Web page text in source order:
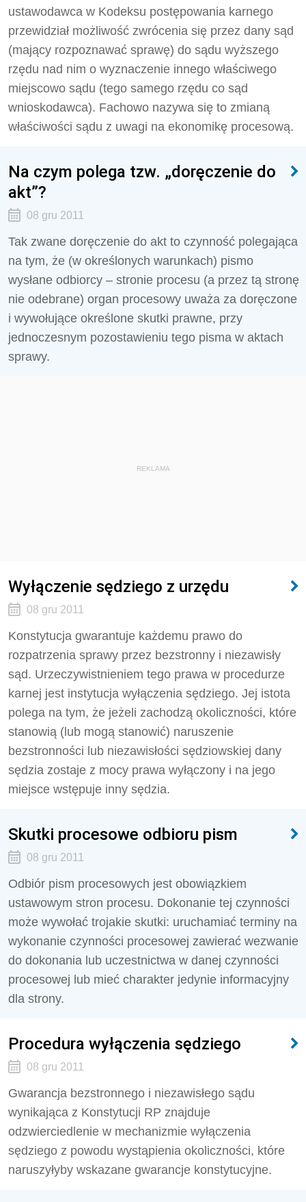
ustawodawca w Kodeksu postępowania karnego
przewidział możliwość zwrócenia się przez dany sąd
(mający rozpoznawać sprawę) do sądu wyższego
rzędu nad nim o wyznaczenie innego właściwego
miejscowo sądu (tego samego rzędu co sąd
wnioskodawca). Fachowo nazywa się to zmianą
właściwości sądu z uwagi na ekonomikę procesową.
Na czym polega tzw. „doręczenie do
akt”?
08 gru 2011
Tak zwane doręczenie do akt to czynność polegająca
na tym, że (w określonych warunkach) pismo
wysłane odbiorcy – stronie procesu (a przez tą stronę
nie odebrane) organ procesowy uważa za doręczone
i wywołujące określone skutki prawne, przy
jednoczesnym pozostawieniu tego pisma w aktach
sprawy.
REKLAMA
Wyłączenie sędziego z urzędu
08 gru 2011
Konstytucja gwarantuje każdemu prawo do
rozpatrzenia sprawy przez bezstronny i niezawisły
sąd. Urzeczywistnieniem tego prawa w procedurze
karnej jest instytucja wyłączenia sędziego. Jej istota
polega na tym, że jeżeli zachodzą okoliczności, które
stanowią (lub mogą stanowić) naruszenie
bezstronności lub niezawisłości sędziowskiej dany
sędzia zostaje z mocy prawa wyłączony i na jego
miejsce wstępuje inny sędzia.
Skutki procesowe odbioru pism
08 gru 2011
Odbiór pism procesowych jest obowiązkiem
ustawowym stron procesu. Dokonanie tej czynności
może wywołać trojakie skutki: uruchamiać terminy na
wykonanie czynności procesowej zawierać wezwanie
do dokonania lub uczestnictwa w danej czynności
procesowej lub mieć charakter jedynie informacyjny
dla strony.
Procedura wyłączenia sędziego
08 gru 2011
Gwarancja bezstronnego i niezawisłego sądu
wynikająca z Konstytucji RP znajduje
odzwierciedlenie w mechanizmie wyłączenia
sędziego z powodu wystąpienia okoliczności, które
naruszyłyby wskazane gwarancje konstytucyjne.